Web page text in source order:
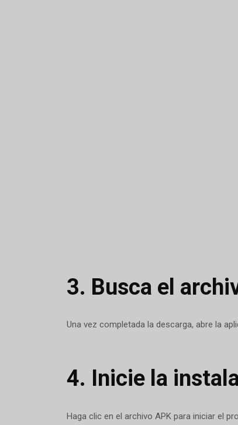
3. Busca el
Una vez completada la descarga, abre la
4. Inicie la
Haga clic en el archivo APK para iniciar el